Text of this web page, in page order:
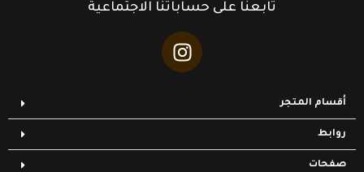
تابعنا على حساباتنا الاجتماعية
أقسام المتجر
روابط
صفحات